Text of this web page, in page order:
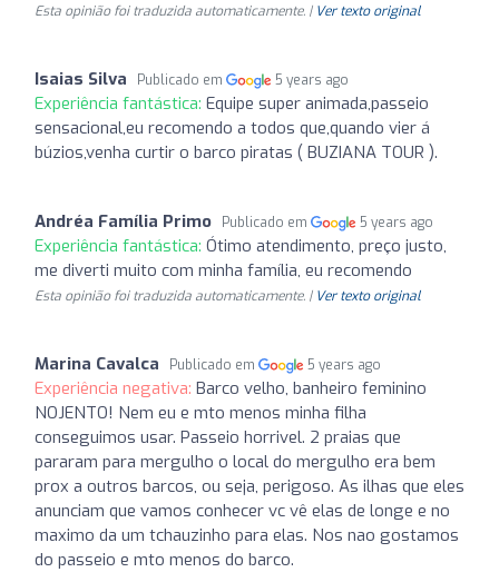
Esta opinião foi traduzida automaticamente. | Ver texto original
Isaias Silva Publicado em 5 years ago
Experiência fantástica: Equipe super animada,passeio
sensacional,eu recomendo a todos que,quando vier á
búzios,venha curtir o barco piratas ( BUZIANA TOUR ).
Andréa Família Primo Publicado em 5 years ago
Experiência fantástica: Ótimo atendimento, preço justo,
me diverti muito com minha família, eu recomendo
Esta opinião foi traduzida automaticamente. | Ver texto original
Marina Cavalca Publicado em 5 years ago
Experiência negativa: Barco velho, banheiro feminino
NOJENTO! Nem eu e mto menos minha filha
conseguimos usar. Passeio horrivel. 2 praias que
pararam para mergulho o local do mergulho era bem
prox a outros barcos, ou seja, perigoso. As ilhas que eles
anunciam que vamos conhecer vc vê elas de longe e no
maximo da um tchauzinho para elas. Nos nao gostamos
do passeio e mto menos do barco.